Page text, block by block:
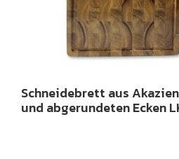
Schneidebrett aus
und abgerundeten Ecken